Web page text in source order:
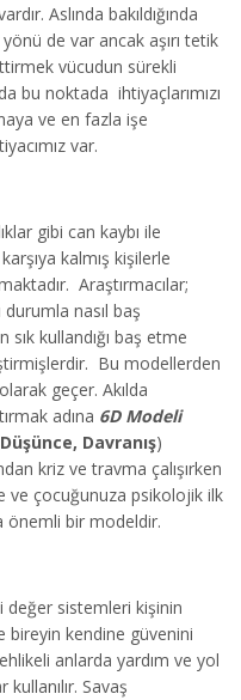
Aslında bakıldığında
de var ancak aşırı tetik
vücudun sürekli
bu noktada ihtiyaçlarımızı
ve en fazla işe
var.
gibi can kaybı ile
kalmış kişilerle
Araştırmacılar;
nasıl baş
kullandığı baş etme
Bu modellerden
olarak geçer. Akılda
adına 6D Modeli
Davranış)
kriz ve travma çalışırken
ve çocuğunuza psikolojik ilk
önemli bir modeldir.
değer sistemleri kişinin
bireyin kendine güvenini
anlarda yardım ve yol
Savaş